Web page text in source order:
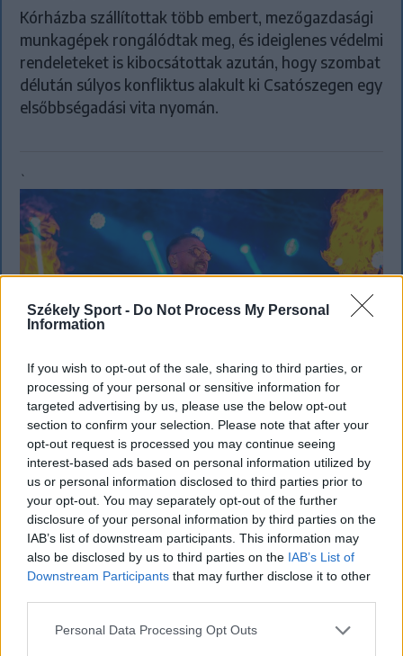
Székely Sport - Do Not Process My Personal
Information
If you wish to opt-out of the sale, sharing to third parties, or
processing of your personal or sensitive information for
targeted advertising by us, please use the below opt-out
section to confirm your selection. Please note that after your
opt-out request is processed you may continue seeing
interest-based ads based on personal information utilized by
us or personal information disclosed to third parties prior to
your opt-out. You may separately opt-out of the further
disclosure of your personal information by third parties on the
IAB’s list of downstream participants. This information may
also be disclosed by us to third parties on the IAB’s List of
Downstream Participants that may further disclose it to other
Personal Data Processing Opt Outs
Kórházba szállítottak több embert, mezőgazdasági
munkagépek rongálódtak meg, és ideiglenes védelmi
rendeleteket is kibocsátottak azután, hogy szombat
délután súlyos konfliktus alakult ki Csatószegen egy
elsőbbségadási vita nyomán.
`
KRÓNIKA
Büntetőfeljelentést tett Majka ügyvédje
a romániai telefonszámról érkezett
fenyegetés miatt
Büntetőfeljelentést tett csütörtökön Majka
Feszt fesztiválra tervezett koncert lemondását